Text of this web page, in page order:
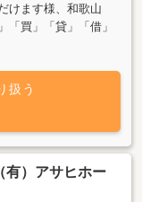
けます様、和歌山
「買」「貸」「借」
して頑張っていま
問合せ等、どうぞ
いただければと思い
ます。
扱う
）アサヒホー